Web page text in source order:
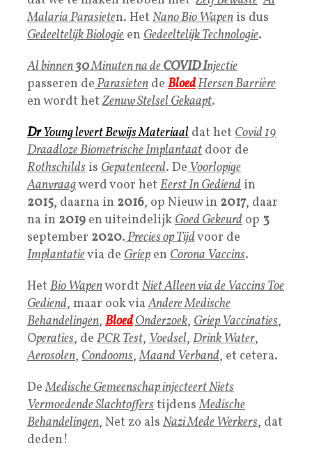
Malaria Parasieten. Het Nano Bio Wapen is dus
Gedeeltelijk Biologie en Gedeeltelijk Technologie.
Al binnen30Minuten na deCOVID Injectie
passeren deParasieten de BloedHersen Barrière
en wordt hetZenuw Stelsel Gekaapt.
DrYoung levertBewijs Materiaal dat het Covid 19
Draadloze Biometrische Implantaat door de
Rothschilds is Gepatenteerd. DeVoorlopige
Aanvraagwerd voor het Eerst In Gediend in
2015, daarna in 2016, op Nieuw in 2017, daar
na in 2019 en uiteindelijkGoed Gekeurd op 3
september 2020.Precies op Tijdvoor de
Implantatievia de Griep en Corona Vaccins.
Het Bio Wapenwordt Niet Alleen via de Vaccins Toe
Gediend, maar ook viaAndere Medische
Behandelingen, BloedOnderzoek, Griep Vaccinaties,
Operaties, de PCRTest, Voedsel, Drink Water,
Aerosolen, Condooms,Maand Verband, et cetera.
DeMedische Gemeenschap injecteert Niets
Vermoedende SlachtofferstijdensMedische
Behandelingen, Net zo als Nazi Mede Werkers, dat
deden!